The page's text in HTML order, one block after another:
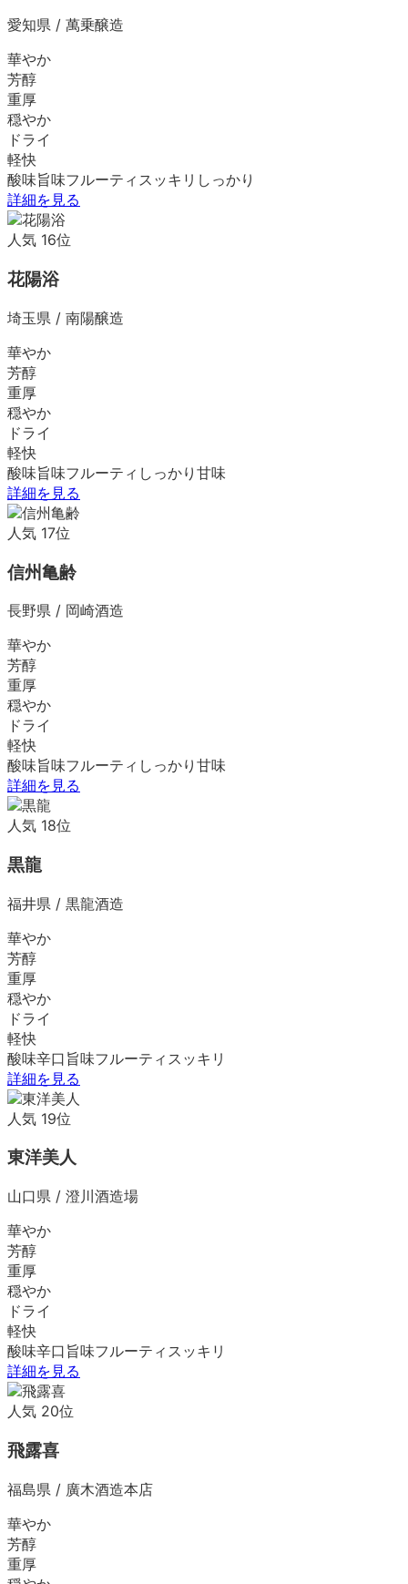
愛知県 / 萬乗醸造
華やか
芳醇
重厚
穏やか
ドライ
軽快
酸味旨味フルーティ スッキリ しっかり
詳細を見る
人気 16位
花陽浴
埼玉県 / 南陽醸造
華やか
芳醇
重厚
穏やか
ドライ
軽快
酸味旨味フルーティ しっかり 甘味
詳細を見る
人気 17位
信州亀齢
長野県 / 岡崎酒造
華やか
芳醇
重厚
穏やか
ドライ
軽快
酸味旨味フルーティ しっかり 甘味
詳細を見る
人気 18位
黒龍
福井県 / 黒龍酒造
華やか
芳醇
重厚
穏やか
ドライ
軽快
酸味辛口 旨味フルーティ スッキリ
詳細を見る
人気 19位
東洋美人
山口県 / 澄川酒造場
華やか
芳醇
重厚
穏やか
ドライ
軽快
酸味辛口 旨味フルーティ スッキリ
詳細を見る
人気 20位
飛露喜
福島県 / 廣木酒造本店
華やか
芳醇
重厚